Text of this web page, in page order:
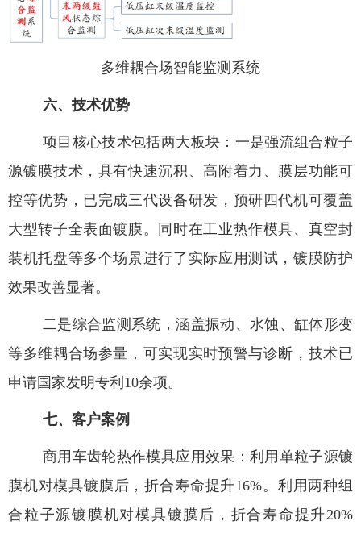
多维耦合场智能监测系统
六、技术优势
项目核心技术包括两大板块：一是强流组合粒子
源镀膜技术，具有快速沉积、高附着力、膜层功能可
控等优势，已完成三代设备研发，预研四代机可覆盖
大型转子全表面镀膜。同时在工业热作模具、真空封
装机托盘等多个场景进行了实际应用测试，镀膜防护
效果改善显著。
二是综合监测系统，涵盖振动、水蚀、缸体形变
等多维耦合场参量，可实现实时预警与诊断，技术已
申请国家发明专利 10余项。
七、 客户案例
商用车齿轮热作模具应用效果：利用单粒子源镀
膜机对模具镀膜后，折合寿命提升16%。利用两种组
合粒子源镀膜机对模具镀膜后，折合寿命提升20%